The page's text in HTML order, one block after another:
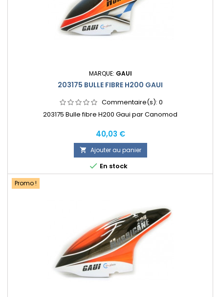
MARQUE: GAUI
203175 BULLE FIBRE H200 GAUI
Commentaire(s): 0
203175 Bulle fibre H200 Gaui par Canomod
Prix
40,03 €
 Ajouter au panier
 En stock
Promo !